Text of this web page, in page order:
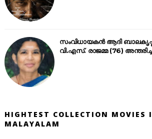
സംവിധായകൻ ആദി
വി.എസ്. രാജമ്മ (76)
HIGHTEST COLLECTION MOVIES
MALAYALAM